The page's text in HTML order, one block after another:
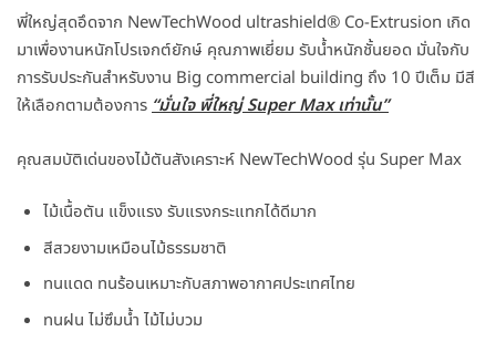
พี่ใหญ่สุดอึดจาก NewTechWood ultrashield® Co-Extrusion เกิด
มาเพื่องานหนักโปรเจกต์ยักษ์ คุณภาพเยี่ยม รับน้ำหนักชั้นยอด มั่นใจกับ
การรับประกันสำหรับงาน Big commercial building ถึง 10 ปีเต็ม มีสี
ให้เลือกตามต้องการ “มั่นใจ พี่ใหญ่Super Max เท่านั้น”
คุณสมบัติเด่นของไม้ตันสังเคราะห์ NewTechWood รุ่น Super Max
ไม้เนื้อตัน แข็งแรง รับแรงกระแทกได้ดีมาก
สีสวยงามเหมือนไม้ธรรมชาติ
ทนแดด ทนร้อนเหมาะกับสภาพอากาศประเทศไทย
ทนฝน ไม่ซึมน้ำ ไม้ไม่บวม